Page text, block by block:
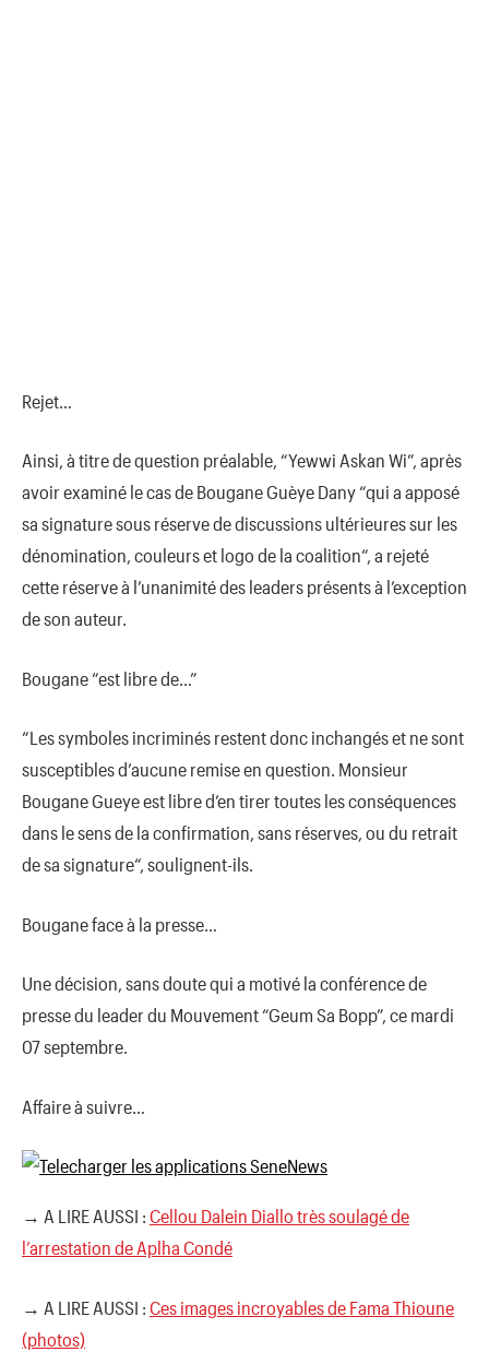
Rejet…
Ainsi, à titre de question préalable, “Yewwi Askan Wi”, après
avoir examiné le cas de Bougane Guèye Dany “qui a apposé
sa signature sous réserve de discussions ultérieures sur les
dénomination, couleurs et logo de la coalition“, a rejeté
cette réserve à l’unanimité des leaders présents à l’exception
de son auteur.
Bougane “est libre de…”
“Les symboles incriminés restent donc inchangés et ne sont
susceptibles d’aucune remise en question. Monsieur
Bougane Gueye est libre d’en tirer toutes les conséquences
dans le sens de la confirmation, sans réserves, ou du retrait
de sa signature“, soulignent-ils.
Bougane face à la presse…
Une décision, sans doute qui a motivé la conférence de
presse du leader du Mouvement “Geum Sa Bopp”, ce mardi
07 septembre.
Affaire à suivre…
→ A LIRE AUSSI : Cellou Dalein Diallo très soulagé de
l’arrestation de Aplha Condé
→ A LIRE AUSSI : Ces images incroyables de Fama Thioune
(photos)